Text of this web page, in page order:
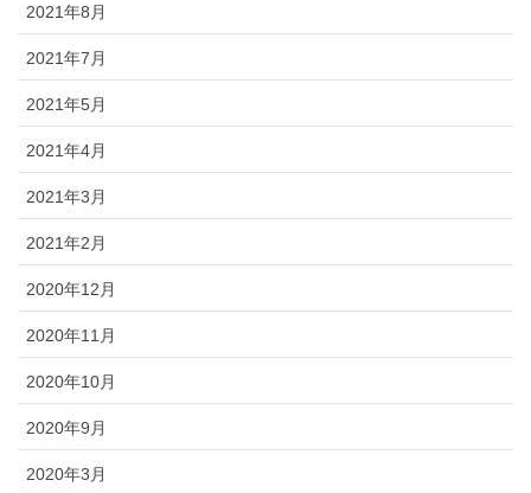
2021年8月
2021年7月
2021年5月
2021年4月
2021年3月
2021年2月
2020年12月
2020年11月
2020年10月
2020年9月
2020年3月